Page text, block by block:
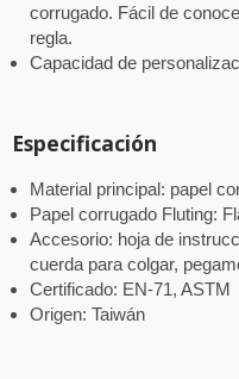
corrugado. Fácil de
regla.
Capacidad de
Especificación
Material principal: papel
Papel corrugado Fluting:
Accesorio: hoja de
cuerda para colgar,
Certificado: EN-71, ASTM
Origen: Taiwán